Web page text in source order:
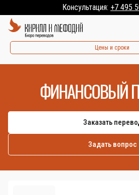
Консультация: +7 495
Цены и сроки
ФИНАНСОВЫЙ
Заказать
Задать вопрос